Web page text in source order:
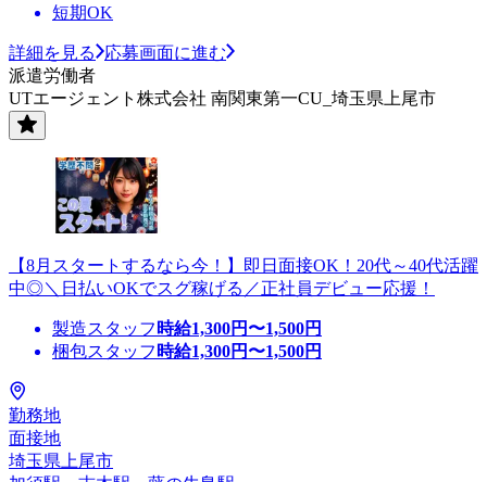
短期OK
詳細を見る
応募画面に進む
派遣労働者
UTエージェント株式会社 南関東第一CU_埼玉県上尾市
【8月スタートするなら今！】即日面接OK！20代～40代活躍
中◎＼日払いOKでスグ稼げる／正社員デビュー応援！
製造スタッフ 時給1,300円〜1,500円
梱包スタッフ 時給1,300円〜1,500円
勤務地
面接地
埼玉県上尾市